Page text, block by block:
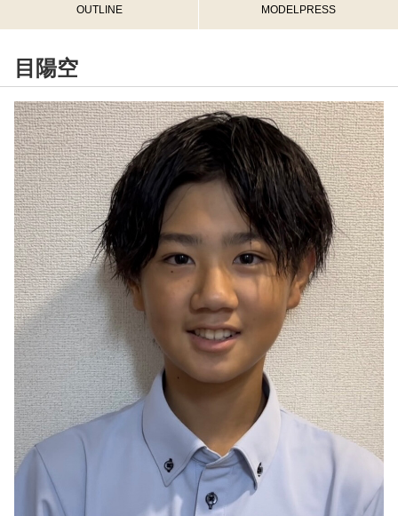
OUTLINE MODELPRESS
目陽空